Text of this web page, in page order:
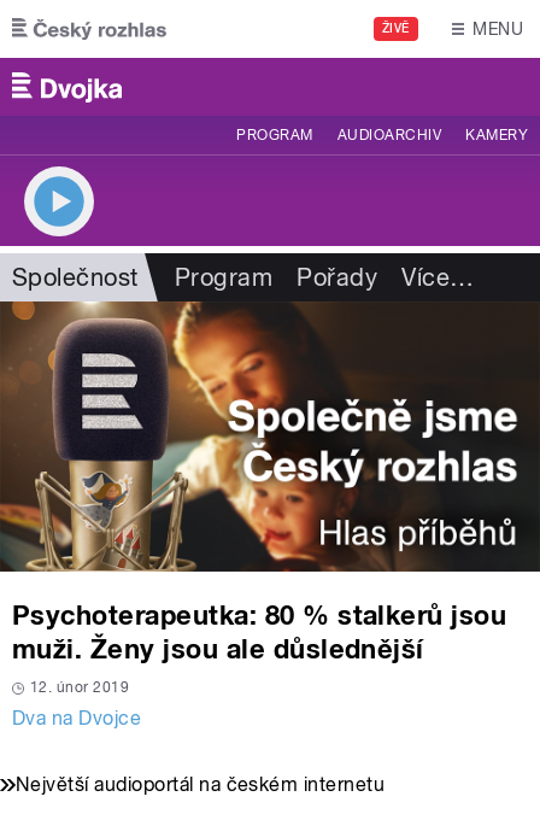
Přejít k hlavnímu obsahu
ŽIVĚ MENU
PROGRAM AUDIOARCHIV KAMERY
Společnost Program Pořady Více…
Psychoterapeutka: 80 % stalkerů jsou
muži. Ženy jsou ale důslednější
12. únor 2019
Dva na Dvojce
Největší audioportál na českém internetu